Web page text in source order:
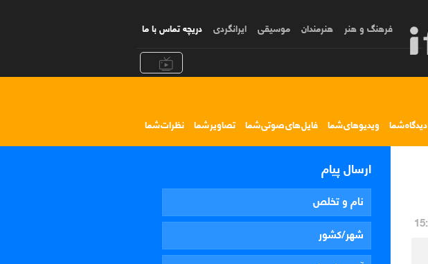
فرهنگ و هنر هنرمندان موسیقی ایرانگردی دریچه تماس با ما
نظرات شما تصاویر شما فایل های صوتی شما ویدیوهای شما دیدگاه شما
ارسال پیام